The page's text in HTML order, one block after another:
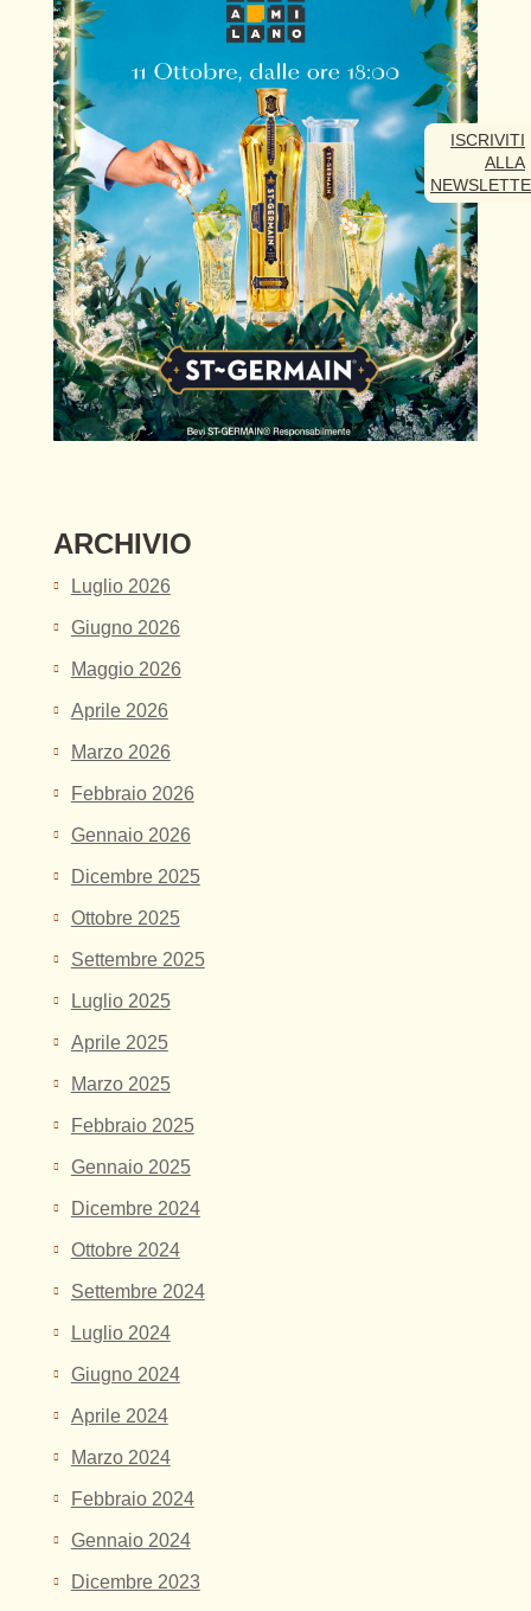
ARCHIVIO
Luglio 2026
Giugno 2026
Maggio 2026
Aprile 2026
Marzo 2026
Febbraio 2026
Gennaio 2026
Dicembre 2025
Ottobre 2025
Settembre 2025
Luglio 2025
Aprile 2025
Marzo 2025
Febbraio 2025
Gennaio 2025
Dicembre 2024
Ottobre 2024
Settembre 2024
Luglio 2024
Giugno 2024
Aprile 2024
Marzo 2024
Febbraio 2024
Gennaio 2024
Dicembre 2023
ISCRIVITI
ALLA